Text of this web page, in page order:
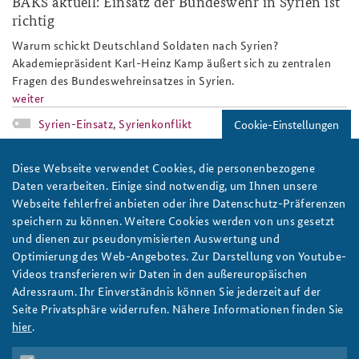
richtig
Warum schickt Deutschland Soldaten nach Syrien?
Akademiepräsident Karl-Heinz Kamp äußert sich zu zentralen
Fragen des Bundeswehreinsatzes in Syrien.
weiter
Syrien-Einsatz, Syrienkonflikt
Das Kapitol in Washington D.C. vor blauem Himmel.
Elemente globaler Ordnung und die Rolle der USA
weiter
Seminar für Sicherheitspolitik,USA,Schuldenkrise,
Cookie-Einstellungen
Diese Webseite verwendet Cookies, die personenbezogene
Daten verarbeiten. Einige sind notwendig, um Ihnen unsere
Webseite fehlerfrei anbieten oder ihre Datenschutz-Präferenzen
speichern zu können. Weitere Cookies werden von uns gesetzt
und dienen zur pseudonymisierten Auswertung und
Optimierung des Web-Angebotes. Zur Darstellung von Youtube-
Videos transferieren wir Daten in den außereuropäischen
Adressraum. Ihr Einverständnis können Sie jederzeit auf der
Seite Privatsphäre widerrufen. Nähere Informationen finden Sie
hier.